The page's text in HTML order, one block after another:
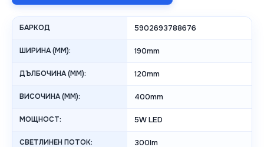
БАРКОД 5902693788676
ШИРИНА (MM): 190mm
ДЪЛБОЧИНА (MM): 120mm
ВИСОЧИНА (MM): 400mm
МОЩНОСТ: 5W LED
СВЕТЛИНЕН ПОТОК: 300lm